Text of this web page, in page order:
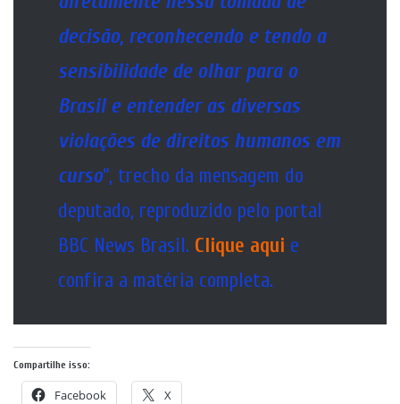
decisão, reconhecendo e tendo a
sensibilidade de olhar para o
Brasil e entender as diversas
violações de direitos humanos em
curso“, trecho da mensagem do
deputado, reproduzido pelo portal
BBC News Brasil. Clique aqui e
confira a matéria completa.
Compartilhe isso:
Facebook X